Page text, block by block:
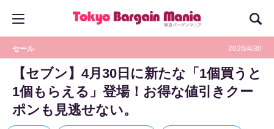
セール 2026/4/30
【セブン】4月30日に新たな「1個買うと
1個もらえる」登場！お得な値引きクー
ポンも見逃せない。